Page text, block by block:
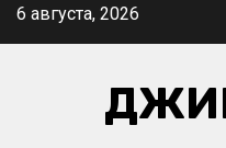
Перейти
6 августа, 2026